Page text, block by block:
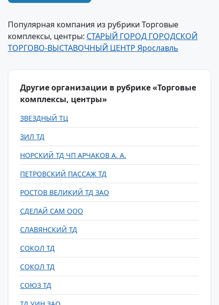
Популярная компания из рубрики Торговые
комплексы, центры: СТАРЫЙ ГОРОД ГОРОДСКОЙ
ТОРГОВО-ВЫСТАВОЧНЫЙ ЦЕНТР Ярославль
Другие организации в рубрике «Торговые
комплексы, центры»
ЗВЕЗДНЫЙ ТЦ
ЗИЛ ТД
НОРСКИЙ ТД ЧП АРЧАКОВ А. А.
ПЕТРОВСКИЙ ПАССАЖ ТД
РОСТОВ ВЕЛИКИЙ ТД ЗАО
СДЕЛАЙ САМ ООО
СЛАВЯНСКИЙ ТД
СОКОЛ ТД
СОКОЛ ТД
СОЮЗ ТД